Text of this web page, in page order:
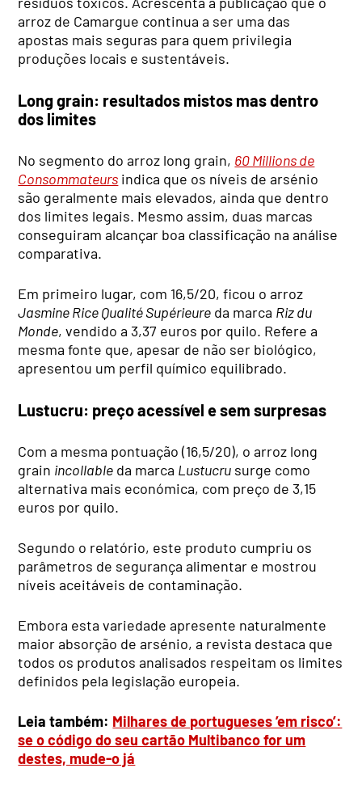
arroz de Camargue continua a ser uma das
apostas mais seguras para quem privilegia
produções locais e sustentáveis.
Long grain: resultados mistos mas dentro
dos limites
No segmento do arroz long grain, 60 Millions de
Consommateurs indica que os níveis de arsénio
são geralmente mais elevados, ainda que dentro
dos limites legais. Mesmo assim, duas marcas
conseguiram alcançar boa classificação na análise
comparativa.
Em primeiro lugar, com 16,5/20, ficou o arroz
Jasmine Rice Qualité Supérieure da marca Riz du
Monde, vendido a 3,37 euros por quilo. Refere a
mesma fonte que, apesar de não ser biológico,
apresentou um perfil químico equilibrado.
Lustucru: preço acessível e sem surpresas
Com a mesma pontuação (16,5/20), o arroz long
grain incollable da marca Lustucru surge como
alternativa mais económica, com preço de 3,15
euros por quilo.
Segundo o relatório, este produto cumpriu os
parâmetros de segurança alimentar e mostrou
níveis aceitáveis de contaminação.
Embora esta variedade apresente naturalmente
maior absorção de arsénio, a revista destaca que
todos os produtos analisados respeitam os limites
definidos pela legislação europeia.
Leia também: Milhares de portugueses ’em risco’:
se o código do seu cartão Multibanco for um
destes, mude-o já